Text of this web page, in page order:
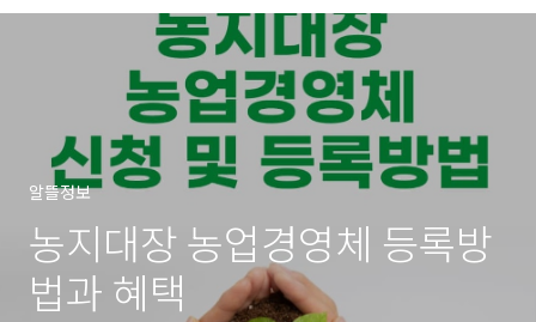
알뜰정보
농지대장 농업경영체 등록방
법과 혜택